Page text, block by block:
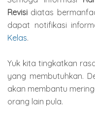
Revisi diatas
dapat notifikasi
Kelas.
Yuk kita tingkatkan
yang membutuhkan.
akan membantu
orang lain pula.